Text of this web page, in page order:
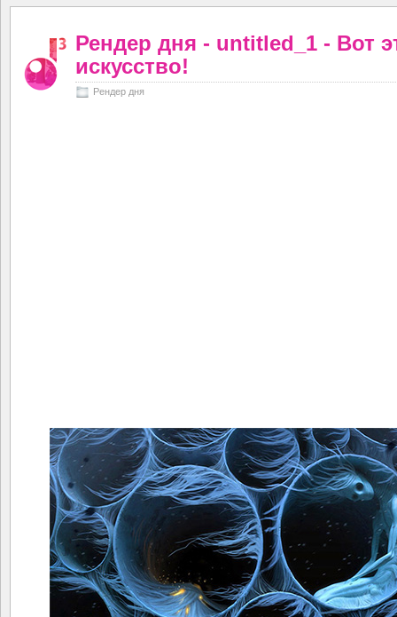
Рендер дня - untitled_1 - Вот
искусство!
Рендер дня